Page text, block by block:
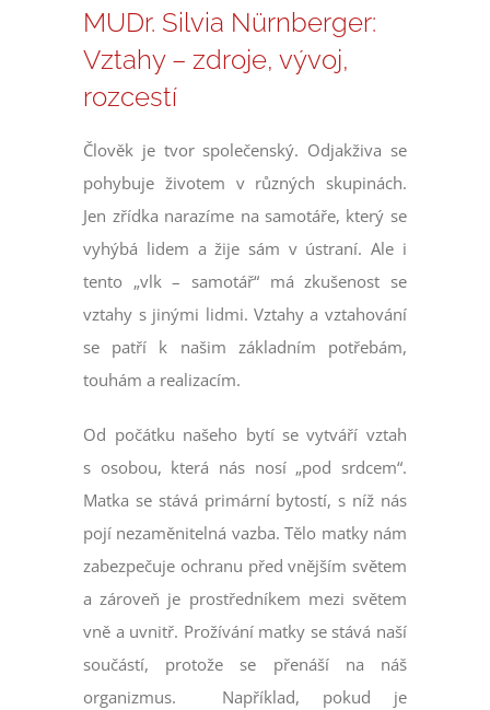
MUDr. Silvia Nürnberger:
Vztahy – zdroje, vývoj,
rozcestí
Člověk je tvor společenský. Odjakživa se
pohybuje životem v různých skupinách.
Jen zřídka narazíme na samotáře, který se
vyhýbá lidem a žije sám v ústraní. Ale i
tento „vlk – samotář“ má zkušenost se
vztahy s jinými lidmi. Vztahy a vztahování
se patří k našim základním potřebám,
touhám a realizacím.
Od počátku našeho bytí se vytváří vztah
s osobou, která nás nosí „pod srdcem“.
Matka se stává primární bytostí, s níž nás
pojí nezaměnitelná vazba. Tělo matky nám
zabezpečuje ochranu před vnějším světem
a zároveň je prostředníkem mezi světem
vně a uvnitř. Prožívání matky se stává naší
součástí, protože se přenáší na náš
organizmus. Například, pokud je